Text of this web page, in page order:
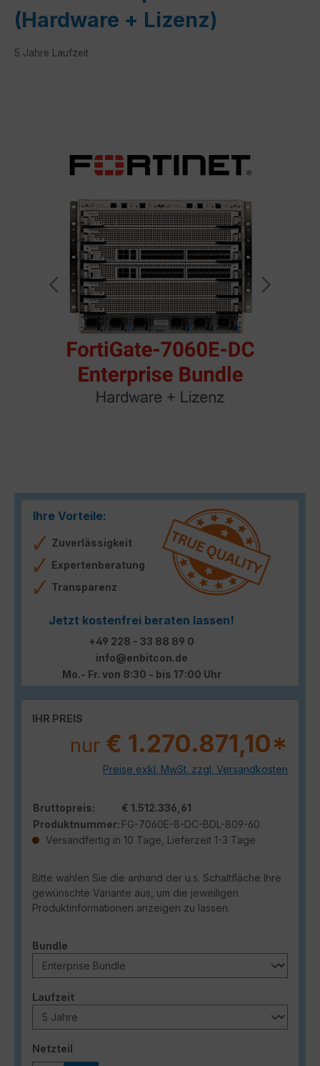
(Hardware + Lizenz)
5 Jahre Laufzeit
Ihre Vorteile:
Zuverlässigkeit
Expertenberatung
Transparenz
Jetzt kostenfrei beraten lassen!
+49 228 - 33 88 89 0
info@enbitcon.de
Mo.- Fr. von 8:30 - bis 17:00 Uhr
IHR PREIS
nur € 1.270.871,10*
Preise exkl. MwSt. zzgl. Versandkosten
Bruttopreis:
€ 1.512.336,61
Produktnummer: FG-7060E-8-DC-BDL-809-60
Versandfertig in 10 Tage, Lieferzeit 1-3 Tage
Bitte wählen Sie die anhand der u.s. Schaltfläche Ihre
gewünschte Variante aus, um die jeweiligen
Produktinformationen anzeigen zu lassen.
Bundle
Laufzeitauswählen
Netzteil